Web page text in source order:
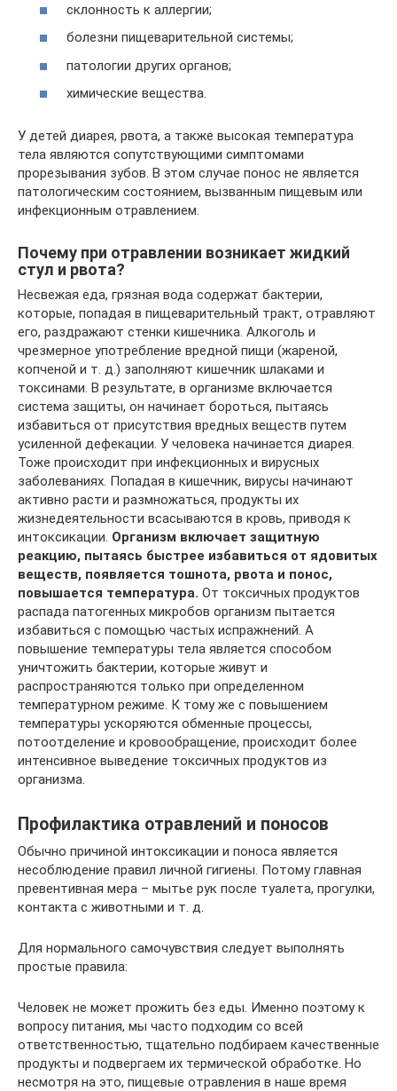
склонность к аллергии;
болезни пищеварительной системы;
патологии других органов;
химические вещества.
У детей диарея, рвота, а также высокая температура
тела являются сопутствующими симптомами
прорезывания зубов. В этом случае понос не является
патологическим состоянием, вызванным пищевым или
инфекционным отравлением.
Почему при отравлении возникает жидкий
стул и рвота?
Несвежая еда, грязная вода содержат бактерии,
которые, попадая в пищеварительный тракт, отравляют
его, раздражают стенки кишечника. Алкоголь и
чрезмерное употребление вредной пищи (жареной,
копченой и т. д.) заполняют кишечник шлаками и
токсинами. В результате, в организме включается
система защиты, он начинает бороться, пытаясь
избавиться от присутствия вредных веществ путем
усиленной дефекации. У человека начинается диарея.
Тоже происходит при инфекционных и вирусных
заболеваниях. Попадая в кишечник, вирусы начинают
активно расти и размножаться, продукты их
жизнедеятельности всасываются в кровь, приводя к
интоксикации. Организм включает защитную
реакцию, пытаясь быстрее избавиться от ядовитых
веществ, появляется тошнота, рвота и понос,
повышается температура. От токсичных продуктов
распада патогенных микробов организм пытается
избавиться с помощью частых испражнений. А
повышение температуры тела является способом
уничтожить бактерии, которые живут и
распространяются только при определенном
температурном режиме. К тому же с повышением
температуры ускоряются обменные процессы,
потоотделение и кровообращение, происходит более
интенсивное выведение токсичных продуктов из
организма.
Профилактика отравлений и поносов
Обычно причиной интоксикации и поноса является
несоблюдение правил личной гигиены. Потому главная
превентивная мера – мытье рук после туалета, прогулки,
контакта с животными и т. д.
Для нормального самочувствия следует выполнять
простые правила:
Человек не может прожить без еды. Именно поэтому к
вопросу питания, мы часто подходим со всей
ответственностью, тщательно подбираем качественные
продукты и подвергаем их термической обработке. Но
несмотря на это, пищевые отравления в наше время